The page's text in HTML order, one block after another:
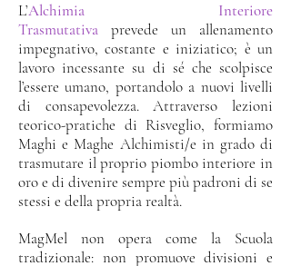
L’Alchimia Interiore
Trasmutativa prevede un allenamento
impegnativo, costante e iniziatico; è un
lavoro incessante su di sé che scolpisce
l’essere umano, portandolo a nuovi livelli
di consapevolezza. Attraverso lezioni
teorico-pratiche di Risveglio, formiamo
Maghi e Maghe Alchimisti/e in grado di
trasmutare il proprio piombo interiore in
oro e di divenire sempre più padroni di se
stessi e della propria realtà.
MagMel non opera come la Scuola
tradizionale: non promuove divisioni e